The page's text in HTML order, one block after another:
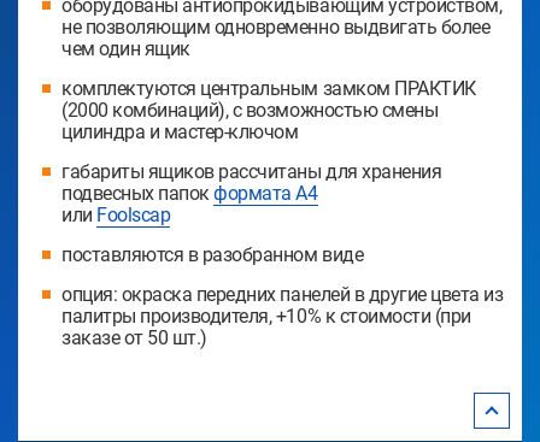
оборудованы антиопрокидывающим устройством,
не позволяющим одновременно выдвигать более
чем один ящик
комплектуются центральным замком ПРАКТИК
(2000 комбинаций), с возможностью смены
цилиндра и мастер-ключом
габариты ящиков рассчитаны для хранения
подвесных папокформата А4
или Foolscap
поставляются в разобранном виде
опция: окраска передних панелей в другие цвета из
палитры производителя, +10% к стоимости (при
заказе от 50 шт.)